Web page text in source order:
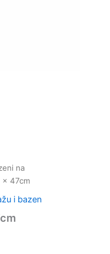
na
x 47cm
i bazen